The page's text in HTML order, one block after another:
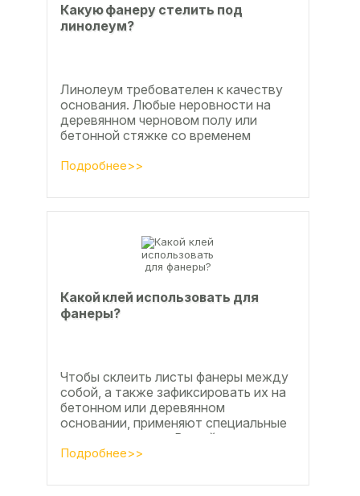
Какую фанеру стелить под
линолеум?
Линолеум требователен к качеству
основания. Любые неровности на
деревянном черновом полу или
бетонной стяжке со временем
Подробнее>>
Какой клей использовать для
фанеры?
Чтобы склеить листы фанеры между
собой, а также зафиксировать их на
бетонном или деревянном
основании, применяют специальные
клеевые составы. В этой статье
расскажем, какой клей...
Подробнее>>